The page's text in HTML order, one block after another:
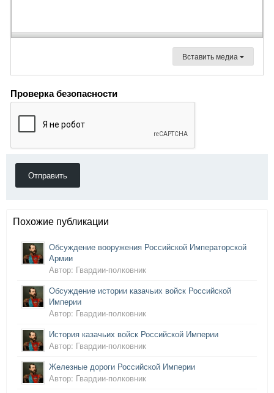
Вставить медиа
Проверка безопасности
Отправить
Похожие публикации
Обсуждение вооружения Российской Императорской
Армии
Автор: Гвардии-полковник
Обсуждение истории казачьих войск Российской
Империи
Автор: Гвардии-полковник
История казачьих войск Российской Империи
Автор: Гвардии-полковник
Железные дороги Российской Империи
Автор: Гвардии-полковник